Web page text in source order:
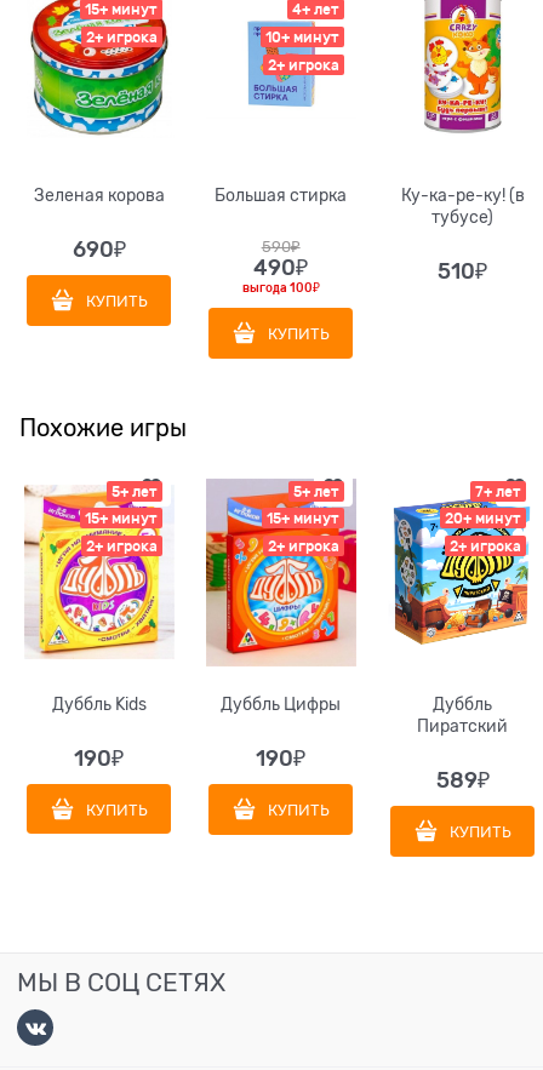
15+ минут
2+ игрока
Зеленая корова
690₽
КУПИТЬ
4+ лет
10+ минут
2+ игрока
Большая стирка
590₽
490₽
выгода 100₽
КУПИТЬ
Ку-ка-ре-ку! (в
тубусе)
510₽
Похожие игры
5+ лет
15+ минут
2+ игрока
Дуббль Kids
190₽
КУПИТЬ
5+ лет
15+ минут
2+ игрока
Дуббль Цифры
190₽
КУПИТЬ
7+ лет
20+ минут
2+ игрока
Дуббль
Пиратский
589₽
КУПИТЬ
МЫ В СОЦ СЕТЯХ